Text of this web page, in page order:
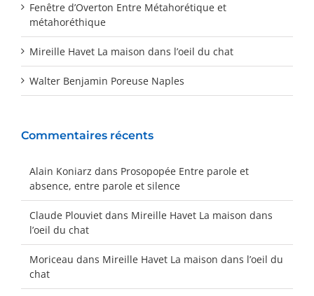
Fenêtre d’Overton Entre Métahorétique et
métahoréthique
Mireille Havet La maison dans l’oeil du chat
Walter Benjamin Poreuse Naples
Commentaires récents
Alain Koniarz dans Prosopopée Entre parole et
absence, entre parole et silence
Claude Plouviet dans Mireille Havet La maison dans
l’oeil du chat
Moriceau dans Mireille Havet La maison dans l’oeil du
chat